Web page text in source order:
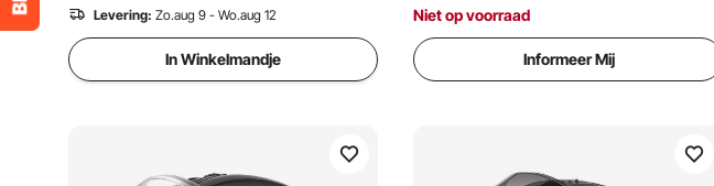
Levering: Zo.aug 9 - Wo.aug 12
In Winkelmandje
Niet op voorraad
Informeer Mij